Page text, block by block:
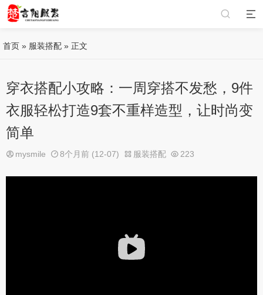
首页 » 服装搭配 » 正文
穿衣搭配小攻略：一周穿搭不发愁，9件
衣服轻松打造9套不重样造型，让时尚变
简单
mysmile 8个月前 (12-07) 服装搭配 223